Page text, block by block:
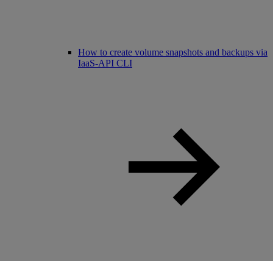
How to create volume snapshots and backups via
IaaS-API CLI